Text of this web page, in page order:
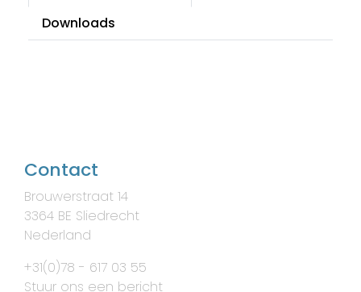
Downloads
Contact
Brouwerstraat 14
3364 BE Sliedrecht
Nederland
+31(0)78 - 617 03 55
Stuur ons een bericht